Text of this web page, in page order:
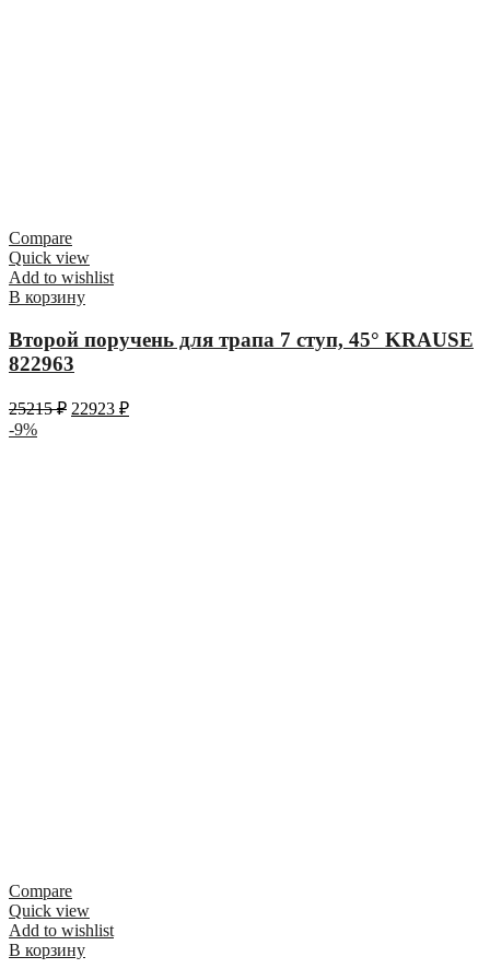
Compare
Quick view
Add to wishlist
В корзину
Второй поручень для трапа 7 ступ, 45° KRAUSE
822963
25215₽ 22923 ₽
-9%
Compare
Quick view
Add to wishlist
В корзину